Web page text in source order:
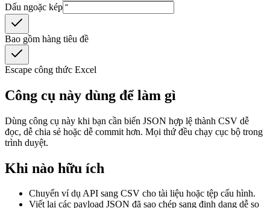
Dấu ngoặc kép
Bao gồm hàng tiêu đề
Escape công thức Excel
Công cụ này dùng để làm gì
Dùng công cụ này khi bạn cần biến JSON hợp lệ thành CSV dễ
đọc, dễ chia sẻ hoặc dễ commit hơn. Mọi thứ đều chạy cục bộ trong
trình duyệt.
Khi nào hữu ích
Chuyển ví dụ API sang CSV cho tài liệu hoặc tệp cấu hình.
Viết lại các payload JSON đã sao chép sang định dạng dễ so